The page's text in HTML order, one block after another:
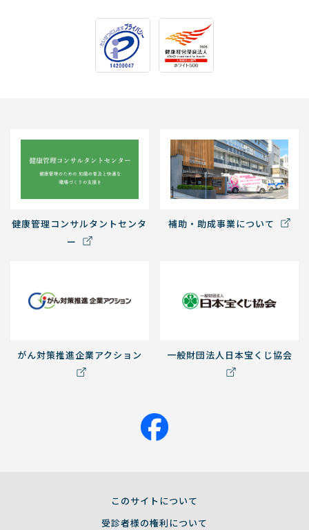
健康管理コンサルタントセンタ
ー
補助・助成事業について
がん対策推進企業アクション 一般財団法人日本宝くじ協会
このサイトについて
受診者様の権利について